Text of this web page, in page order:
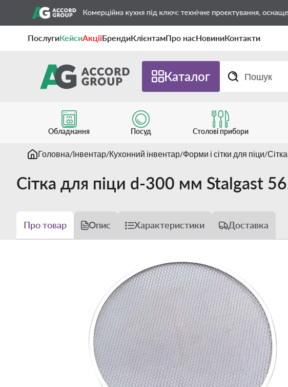
ПослугиКейсиАкціїБрендиКлієнтамПро насНовиниКонтакти
Каталог
Обладнання Посуд Столові прибори
Головна Інвентар Кухонний інвентар Форми і сітки для піци
Сітка для піци d-300 мм Stalgast
Про товар Опис Характеристики Доставка